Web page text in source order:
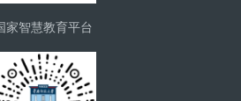
家智慧教育平台